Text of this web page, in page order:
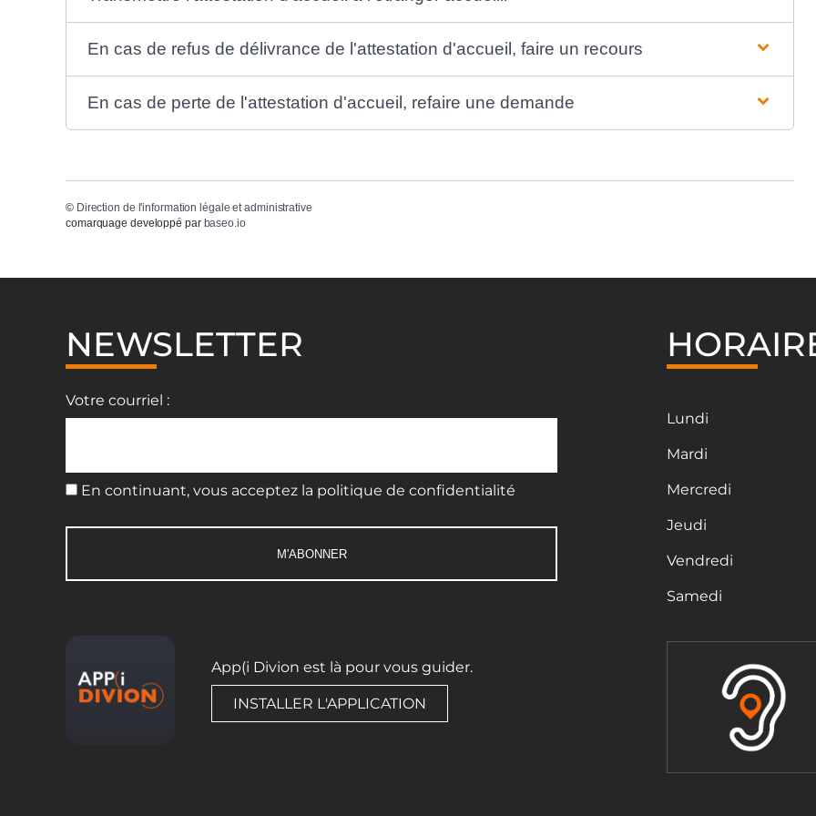
En cas de refus de délivrance de l'attestation d'accueil, faire un recours
En cas de perte de l'attestation d'accueil, refaire une demande
© Direction de l'information légale et administrative
comarquage developpé par baseo.io
NEWSLETTER
Votre courriel :
En continuant, vous acceptez la politique de confidentialité
App(i Divion est là pour vous guider.
INSTALLER L'APPLICATION
Lundi
Mardi
Mercredi
Jeudi
Vendredi
Samedi